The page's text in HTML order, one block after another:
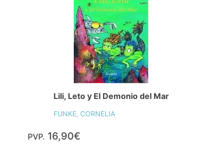
Lili, Leto y El Demonio del Mar
FUNKE, CORNELIA
PVP. 16,90€